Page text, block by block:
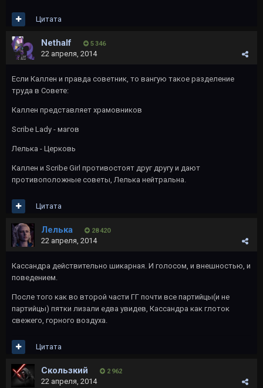
Цитата
Nethalf 5 346
22 апреля, 2014
Если Каллен и правда советник, то вангую такое разделение
труда в Совете:
Каллен представляет храмовников
Scribe Lady - магов
Лелька - Церковь
Каллен и Scribe Girl противостоят друг другу и дают
противоположные советы, Лелька нейтральна.
Цитата
Лелька 28 420
22 апреля, 2014
Кассандра действительно шикарная. И голосом, и внешностью, и
поведением.
После того как во второй части ГГ почти все партийцы(и не
партийцы) пятки лизали едва увидев, Кассандра как глоток
свежего, горного воздуха.
Цитата
Скользкий 2 962
22 апреля, 2014